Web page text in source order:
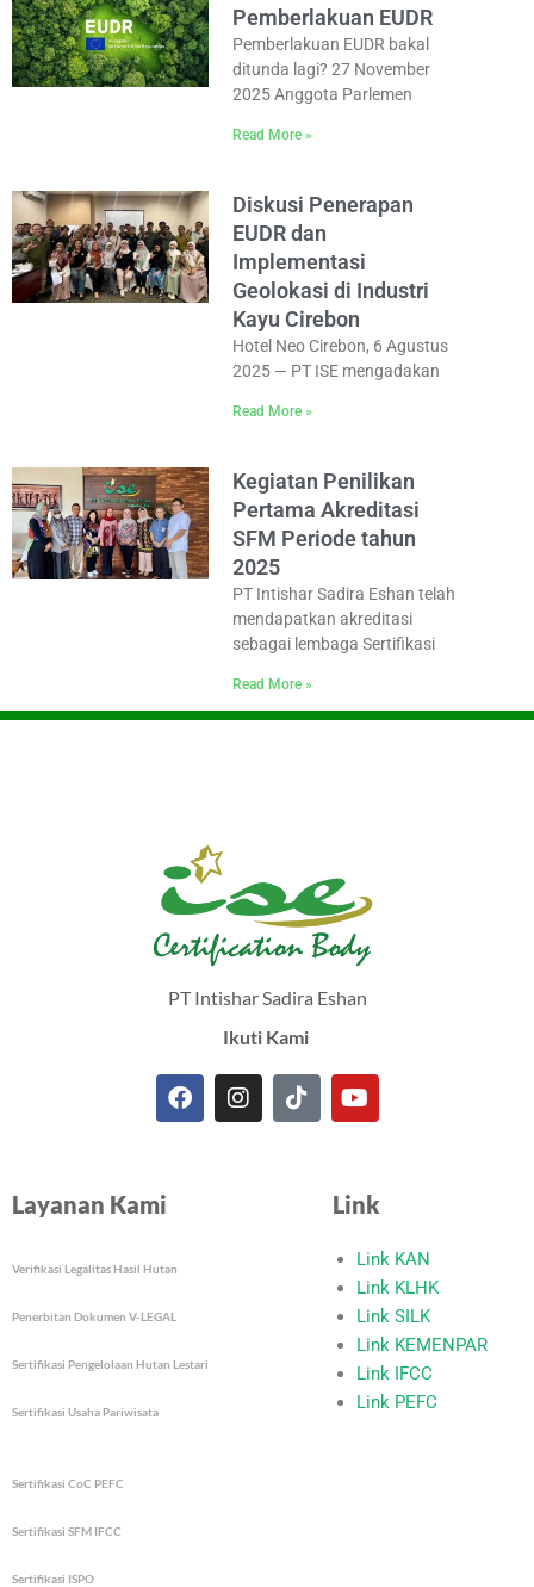
Pemberlakuan EUDR
Pemberlakuan EUDR bakal
ditunda lagi? 27 November
2025 Anggota Parlemen
Read More »
Diskusi Penerapan
EUDR dan
Implementasi
Geolokasi di Industri
Kayu Cirebon
Hotel Neo Cirebon, 6 Agustus
2025 — PT ISE mengadakan
Read More »
Kegiatan Penilikan
Pertama Akreditasi
SFM Periode tahun
2025
PT Intishar Sadira Eshan telah
mendapatkan akreditasi
sebagai lembaga Sertifikasi
Read More »
PT Intishar Sadira Eshan
Ikuti Kami
F
I
T
Y
u
e
Layanan Kami
Verifikasi Legalitas Hasil Hutan
Penerbitan Dokumen V-LEGAL
Sertifikasi Pengelolaan Hutan Lestari
Sertifikasi Usaha Pariwisata
Sertifikasi CoC PEFC
Sertifikasi SFM IFCC
Sertifikasi ISPO
Link
Link KAN
Link KLHK
Link SILK
Link KEMENPAR
Link IFCC
Link PEFC